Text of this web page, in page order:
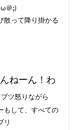
＠;)
散って降り掛かる
ねーん！わ
ブツ怒りながら
もして、すべての
リ